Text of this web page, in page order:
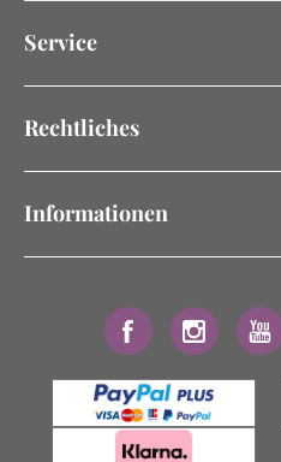
Service
Rechtliches
Informationen